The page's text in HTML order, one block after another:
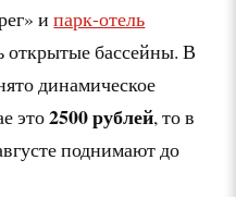
ипарк-отель
открытые бассейны. В
динамическое
это2500 рублей, то в
поднимают до